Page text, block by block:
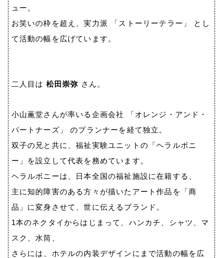
ュー。
お笑いの枠を超え、実力派 「ストーリーテラー」 とし
て活動の幅を広げています。
二人目は 松田崇弥 さん。
小山薫堂さんが率いる企画会社 「オレンジ・アンド・
パートナーズ」 のプランナーを経て独立。
双子の兄と共に、福祉実験ユニットの「ヘラルボニ
ー」を設立して代表を務めています。
ヘラルボニーは、日本全国の福祉施設に在籍する、
主に知的障害のある方々が描いたアート作品を「商
品」に変身させて、世に伝えるブランド。
1本のネクタイからはじまって、ハンカチ、シャツ、マ
スク、水筒、
さらには、ホテルの内装デザインにまで活動の幅を広